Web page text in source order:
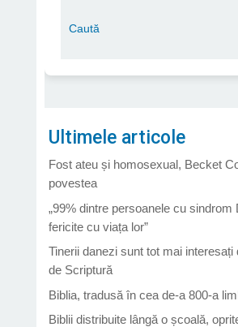
Ultimele articole
Fost ateu și homosexual, Becket
povestea
„99% dintre persoanele cu sindrom
fericite cu viața lor”
Tinerii danezi sunt tot mai
de Scriptură
Biblia, tradusă în cea de-a 800-a
Biblii distribuite lângă o școală,